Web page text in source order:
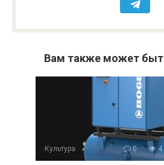
Вам также может
Культура 0 4